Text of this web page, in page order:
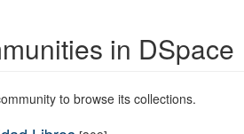
in DSpace
to browse its collections.